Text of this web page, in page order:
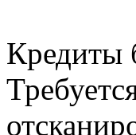
Кредиты